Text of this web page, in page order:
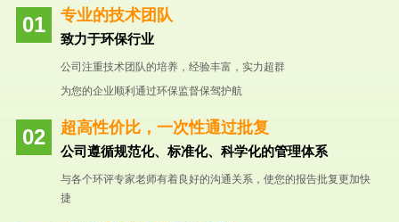
专业的技术团队
致力于环保行业
公司注重技术团队的培养，经验丰富，实力超群
为您的企业顺利通过环保监督保驾护航
超高性价比，一次性通过批复
公司遵循规范化、标准化、科学化的管理体系
与各个环评专家老师有着良好的沟通关系，使您的报告批复更加快
捷